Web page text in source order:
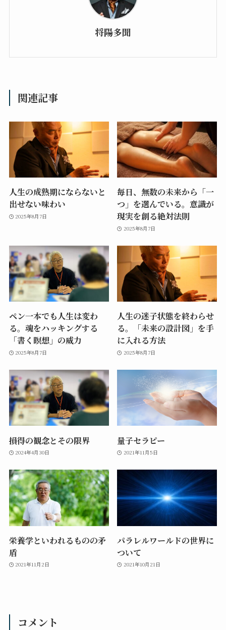
将陽多聞
関連記事
人生の成熟期にならないと
出せない味わい
2025年8月7日
毎日、無数の未来から「一
つ」を選んでいる。意識が
現実を創る絶対法則
2025年8月7日
ペン一本でも人生は変わ
る。魂をハッキングする
「書く瞑想」の威力
2025年8月7日
人生の迷子状態を終わらせ
る。「未来の設計図」を手
に入れる方法
2025年8月7日
損得の観念とその限界
2024年4月30日
量子セラピー
2021年11月5日
栄養学といわれるものの矛
盾
2021年11月2日
パラレルワールドの世界に
ついて
2021年10月21日
コメント